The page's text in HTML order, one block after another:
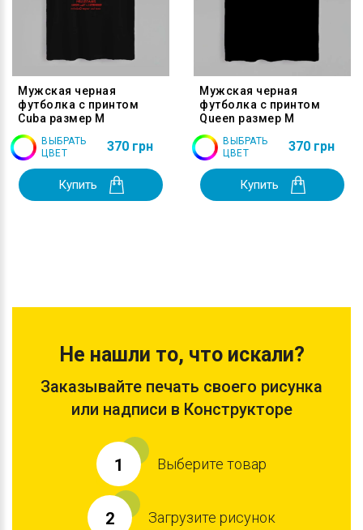
Мужская черная
футболка с принтом
Cuba размер M
ВЫБРАТЬ
ЦВЕТ
370 грн
Купить
Мужская черная
футболка с принтом
Queen размер M
ВЫБРАТЬ
ЦВЕТ
370 грн
Купить
Не нашли то, что искали?
Заказывайте печать своего рисунка
или надписи в Конструкторе
1 Выберите товар
2 Загрузите рисунок